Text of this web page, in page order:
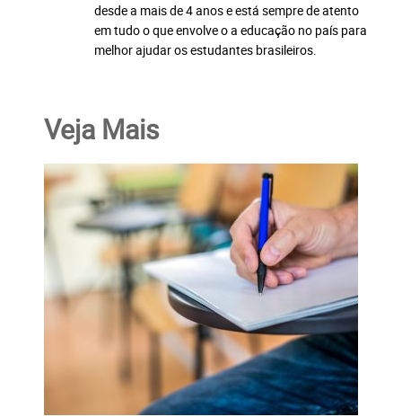
desde a mais de 4 anos e está sempre de atento
em tudo o que envolve o a educação no país para
melhor ajudar os estudantes brasileiros.
Veja Mais